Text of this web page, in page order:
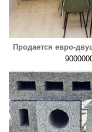
Продается евро-